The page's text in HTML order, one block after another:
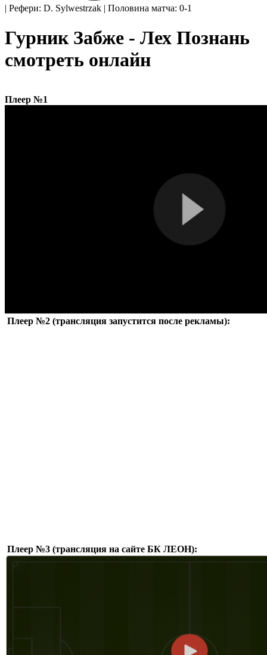
| Рефери: D. Sylwestrzak | Половина матча: 0-1
Гурник Забже - Лех Познань
смотреть онлайн
Плеер №1
Плеер №2 (трансляция запустится после рекламы):
Плеер №3 (трансляция на сайте БК ЛЕОН):